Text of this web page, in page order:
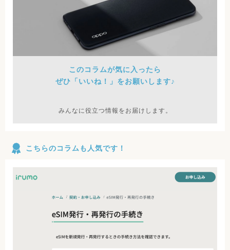
このコラムが気に入ったら
ぜひ「いいね！」をお願いします♪
みんなに役立つ情報をお届けします。
こちらのコラムも人気です！